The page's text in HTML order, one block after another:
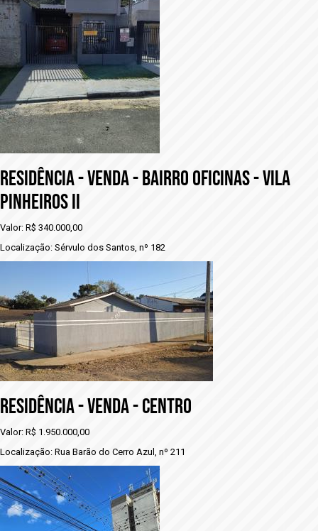
RESIDÊNCIA - VENDA - BAIRRO OFICINAS - VILA
PINHEIROS II
Valor: R$ 340.000,00
Localização: Sérvulo dos Santos, nº 182
RESIDÊNCIA - VENDA - CENTRO
Valor: R$ 1.950.000,00
Localização: Rua Barão do Cerro Azul, nº 211